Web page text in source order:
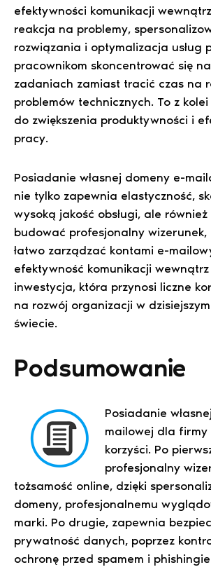
efektywności komunikacji
reakcja na problemy,
rozwiązania i optymalizacja usług
pracownikom skoncentrować się
zadaniach zamiast tracić czas na
problemów technicznych. To z
do zwiększenia produktywności i
pracy.
Posiadanie własnej domeny e-
nie tylko zapewnia elastyczność,
wysoką jakość obsługi, ale
budować profesjonalny
łatwo zarządzać kontami e-
efektywność komunikacji
inwestycja, która przynosi liczne
na rozwój organizacji w
świecie.
Podsumowanie
Posiadanie
mailowej dla firmy
korzyści. Po
profesjonalny
tożsamość online, dzięki
domeny, profesjonalnemu
marki. Po drugie, zapewnia
prywatność danych, poprzez
ochronę przed spamem i